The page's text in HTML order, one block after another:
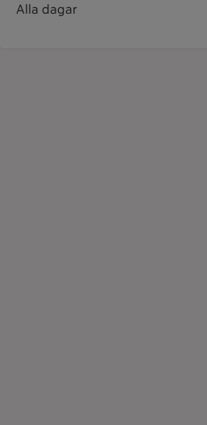
Förbutik öppet: Alla dagar 7 till 22
Alla dagar